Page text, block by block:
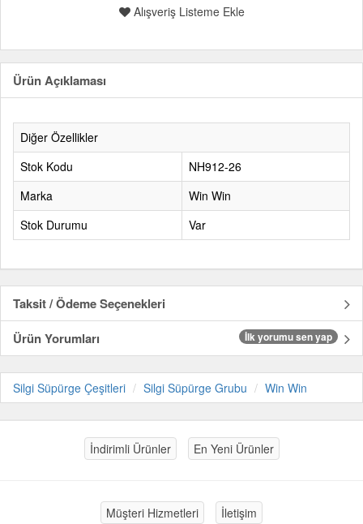
Alışveriş Listeme Ekle
Ürün Açıklaması
Diğer Özellikler
Stok Kodu
NH912-26
Marka
Win Win
Stok Durumu
Var
Taksit / Ödeme Seçenekleri
Ürün Yorumları
İlk yorumu sen yap
Silgi Süpürge Çeşitleri Silgi Süpürge Grubu Win Win
İndirimli Ürünler En Yeni Ürünler
Müşteri Hizmetleri İletişim